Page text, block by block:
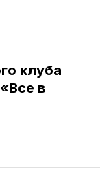
клуба
в